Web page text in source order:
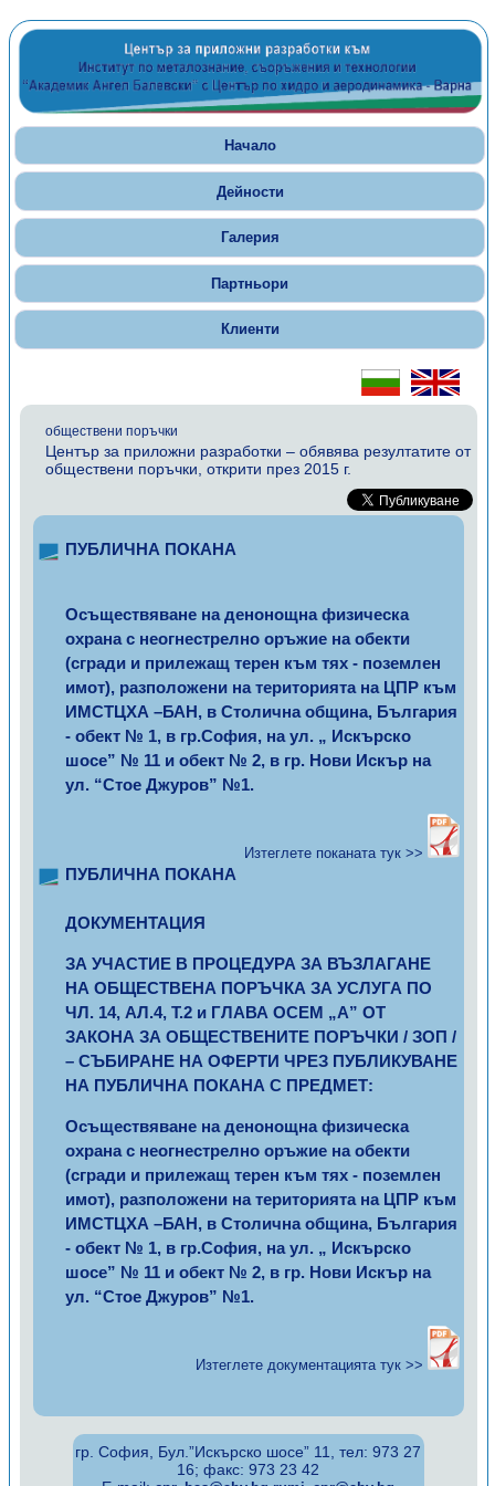
Начало
Дейности
Галерия
Партньори
Клиенти
обществени поръчки
Център за приложни разработки – обявява резултатите от
обществени поръчки, открити през 2015 г.
ПУБЛИЧНА ПОКАНА
Осъществяване на денонощна физическа
охрана с неогнестрелно оръжие на обекти
(сгради и прилежащ терен към тях - поземлен
имот), разположени на територията на ЦПР към
ИМСТЦХА –БАН, в Столична община, България
- обект № 1, в гр.София, на ул. „ Искърско
шосе” № 11 и обект № 2, в гр. Нови Искър на
ул. “Стое Джуров” №1.
Изтеглете поканата тук >>
ПУБЛИЧНА ПОКАНА
ДОКУМЕНТАЦИЯ
ЗА УЧАСТИЕ В ПРОЦЕДУРА ЗА ВЪЗЛАГАНЕ
НА ОБЩЕСТВЕНА ПОРЪЧКА ЗА УСЛУГА ПО
ЧЛ. 14, АЛ.4, Т.2 и ГЛАВА ОСЕМ „А” ОТ
ЗАКОНА ЗА ОБЩЕСТВЕНИТЕ ПОРЪЧКИ / ЗОП /
– СЪБИРАНЕ НА ОФЕРТИ ЧРЕЗ ПУБЛИКУВАНЕ
НА ПУБЛИЧНА ПОКАНА С ПРЕДМЕТ:
Осъществяване на денонощна физическа
охрана с неогнестрелно оръжие на обекти
(сгради и прилежащ терен към тях - поземлен
имот), разположени на територията на ЦПР към
ИМСТЦХА –БАН, в Столична община, България
- обект № 1, в гр.София, на ул. „ Искърско
шосе” № 11 и обект № 2, в гр. Нови Искър на
ул. “Стое Джуров” №1.
Изтеглете документацията тук >>
гр. София, Бул.”Искърско шосе” 11, тел: 973 27
16; факс: 973 23 42